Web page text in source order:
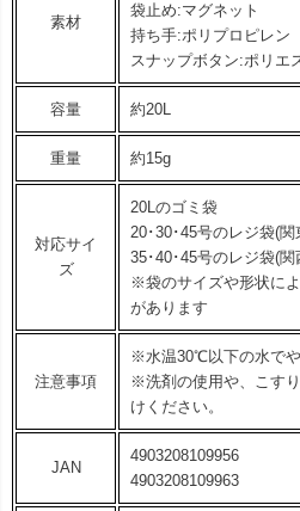
素材
袋止め:マグネット
持ち手:ポリプロピレン
スナップボタン:ポリエ
容量 約20L
重量 約15g
対応サイ
ズ
20Lのゴミ袋
20･30･45号のレジ袋(関
35･40･45号のレジ袋(関
※袋のサイズや形状に
があります
注意事項
※水温30℃以下の水でや
※洗剤の使用や、こす
けください。
JAN
4903208109956
4903208109963